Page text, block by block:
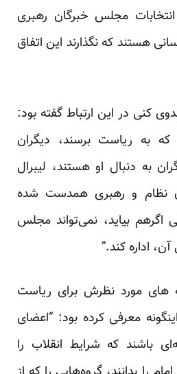
مجلس خبرگان رهبری
هستند که نگذارند این اتفاق
کنی در این ارتباط گفته بود:
به ریاست برسند، دیگران
به دنبال او هستند، لیبرال
نظام و رهبری همدست شده
بیاید، نمی‌تواند مجلس
اداره کند.”
های مورد نظرش برای ریاست
معرفی کرده بود: “اعضای
باشند که شرایط انقلاب را